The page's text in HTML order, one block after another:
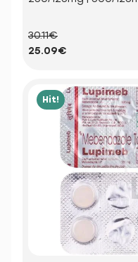
30.11€
25.09€
Hit!